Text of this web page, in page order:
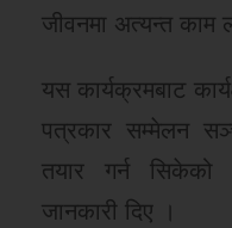
जीवनमा अत्यन्त काम
यस कार्यक्रमबाट
पत्रकार सम्मेलन
तयार गर्न
जानकारी दिए ।